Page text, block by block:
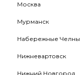
Москва
Мурманск
Набережные Челны
Нижневартовск
Нижний Новгород